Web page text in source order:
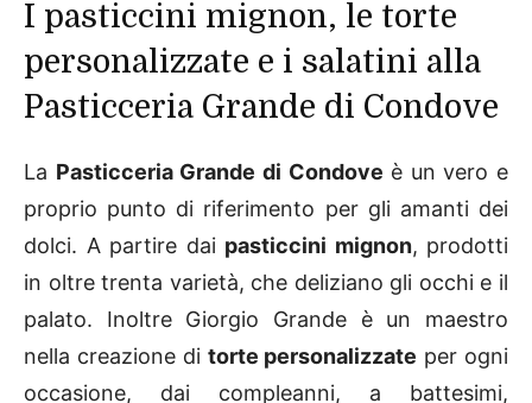
I pasticcini mignon, le torte
personalizzate e i salatini alla
Pasticceria Grande di Condove
La Pasticceria Grande di Condove è un vero e
proprio punto di riferimento per gli amanti dei
dolci. A partire dai pasticcini mignon, prodotti
in oltre trenta varietà, che deliziano gli occhi e il
palato. Inoltre Giorgio Grande è un maestro
nella creazione di torte personalizzate per ogni
occasione, dai compleanni, a battesimi,